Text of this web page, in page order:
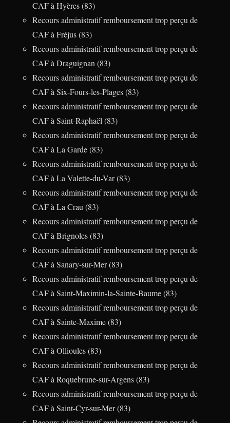
CAF à Hyères (83)
Recours administratif remboursement trop perçu de
CAF à Fréjus (83)
Recours administratif remboursement trop perçu de
CAF à Draguignan (83)
Recours administratif remboursement trop perçu de
CAF à Six-Fours-les-Plages (83)
Recours administratif remboursement trop perçu de
CAF à Saint-Raphaël (83)
Recours administratif remboursement trop perçu de
CAF à La Garde (83)
Recours administratif remboursement trop perçu de
CAF à La Valette-du-Var (83)
Recours administratif remboursement trop perçu de
CAF à La Crau (83)
Recours administratif remboursement trop perçu de
CAF à Brignoles (83)
Recours administratif remboursement trop perçu de
CAF à Sanary-sur-Mer (83)
Recours administratif remboursement trop perçu de
CAF à Saint-Maximin-la-Sainte-Baume (83)
Recours administratif remboursement trop perçu de
CAF à Sainte-Maxime (83)
Recours administratif remboursement trop perçu de
CAF à Ollioules (83)
Recours administratif remboursement trop perçu de
CAF à Roquebrune-sur-Argens (83)
Recours administratif remboursement trop perçu de
CAF à Saint-Cyr-sur-Mer (83)